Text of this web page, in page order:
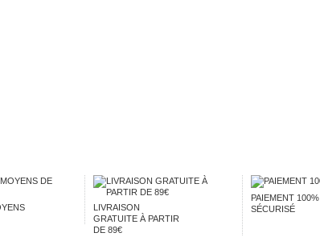
LIVRAISON
GRATUITE À PARTIR
DE 89€
PAIEMENT 100%
SÉCURISÉ